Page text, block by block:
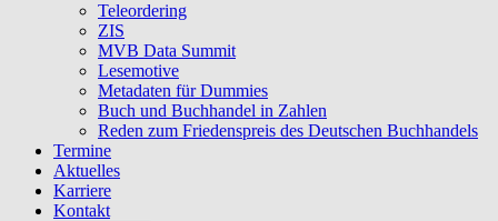
Teleordering
ZIS
MVB Data Summit
Lesemotive
Metadaten für Dummies
Buch und Buchhandel in Zahlen
Reden zum Friedenspreis des Deutschen Buchhandels
Termine
Aktuelles
Karriere
Kontakt